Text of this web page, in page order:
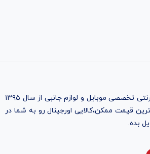
جی‌جی‌مو، فروشگاه اینترنتی تخصصی موبایل و لوازم جانبی از سال ۱۳۹۵
قیمت ممکن،‌کالایی اورجینال رو به شما در
بده.